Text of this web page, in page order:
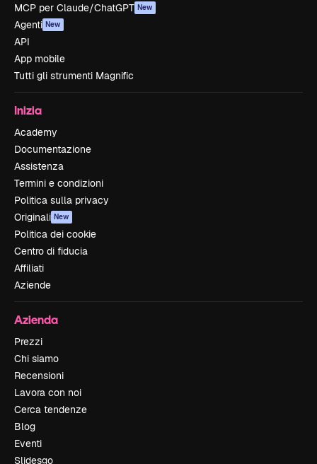
MCP per Claude/ChatGPT New
Agenti New
API
App mobile
Tutti gli strumenti Magnific
Inizia
Academy
Documentazione
Assistenza
Termini e condizioni
Politica sulla privacy
Originali New
Politica dei cookie
Centro di fiducia
Affiliati
Aziende
Azienda
Prezzi
Chi siamo
Recensioni
Lavora con noi
Cerca tendenze
Blog
Eventi
Slidesgo